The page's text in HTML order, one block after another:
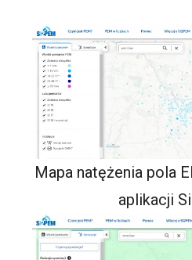
Mapa natężenia pola
aplikacji